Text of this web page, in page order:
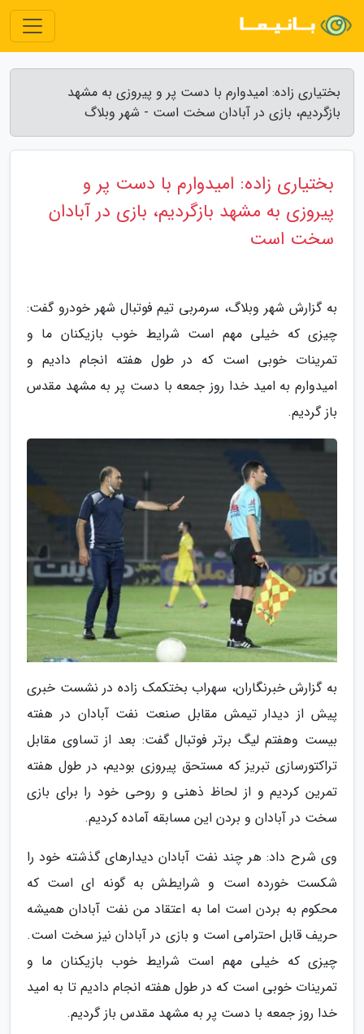
بختیاری زاده: امیدوارم با دست پر و پیروزی به مشهد
بازگردیم، بازی در آبادان سخت است - شهر وبلاگ
بختیاری زاده: امیدوارم با دست پر و
پیروزی به مشهد بازگردیم، بازی در آبادان
سخت است
به گزارش شهر وبلاگ، سرمربی تیم فوتبال شهر خودرو گفت:
چیزی که خیلی مهم است شرایط خوب بازیکنان ما و
تمرینات خوبی است که در طول هفته انجام دادیم و
امیدوارم به امید خدا روز جمعه با دست پر به مشهد مقدس
باز گردیم.
به گزارش خبرنگاران، سهراب بختکمک زاده در نشست خبری
پیش از دیدار تیمش مقابل صنعت نفت آبادان در هفته
بیست وهفتم لیگ برتر فوتبال گفت: بعد از تساوی مقابل
تراکتورسازی تبریز که مستحق پیروزی بودیم، در طول هفته
تمرین کردیم و از لحاظ ذهنی و روحی خود را برای بازی
سخت در آبادان و بردن این مسابقه آماده کردیم.
وی شرح داد: هر چند نفت آبادان دیدارهای گذشته خود را
شکست خورده است و شرایطش به گونه ای است که
محکوم به بردن است اما به اعتقاد من نفت آبادان همیشه
حریف قابل احترامی است و بازی در آبادان نیز سخت است.
چیزی که خیلی مهم است شرایط خوب بازیکنان ما و
تمرینات خوبی است که در طول هفته انجام دادیم تا به امید
خدا روز جمعه با دست پر به مشهد مقدس باز گردیم.